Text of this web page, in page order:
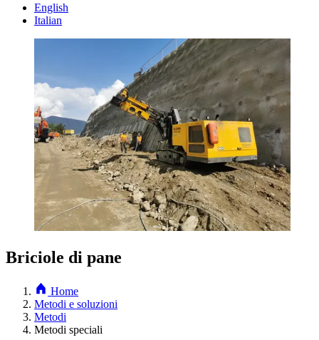
English
Italian
Briciole di pane
Home
Metodi e soluzioni
Metodi
Metodi speciali